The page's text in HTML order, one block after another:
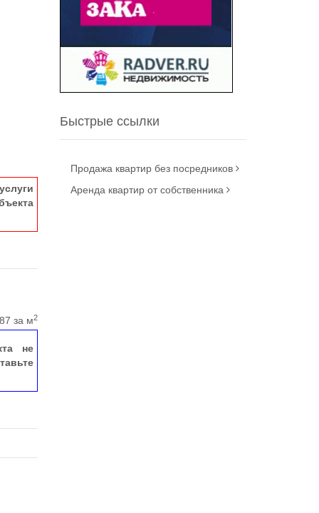
за м2
не
Быстрые ссылки
Продажа квартир без посредников
Аренда квартир от собственника